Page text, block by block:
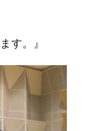
す。』